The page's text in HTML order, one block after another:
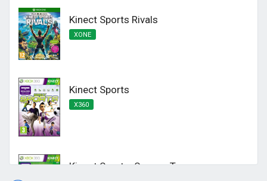
Kinect Sports Rivals
XONE
Kinect Sports
X360
Kinect Sports: Season Two